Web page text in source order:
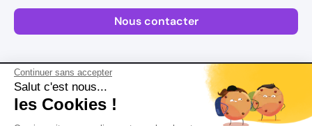
Continuer sans accepter
Salut c'est nous...
les Cookies !
Nous contacter